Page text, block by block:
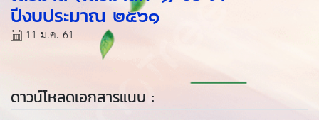
ปีงบประมาณ ๒๕๖๑
11 ม.ค. 61
ดาวน์โหลดเอกสารแนบ :